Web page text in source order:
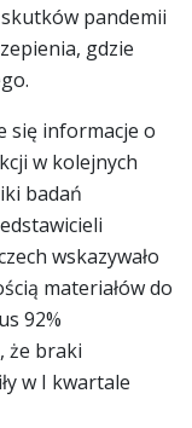
pandemii
gdzie
się informacje o
w kolejnych
badań
wskazywało
materiałów do
92%
że braki
w I kwartale